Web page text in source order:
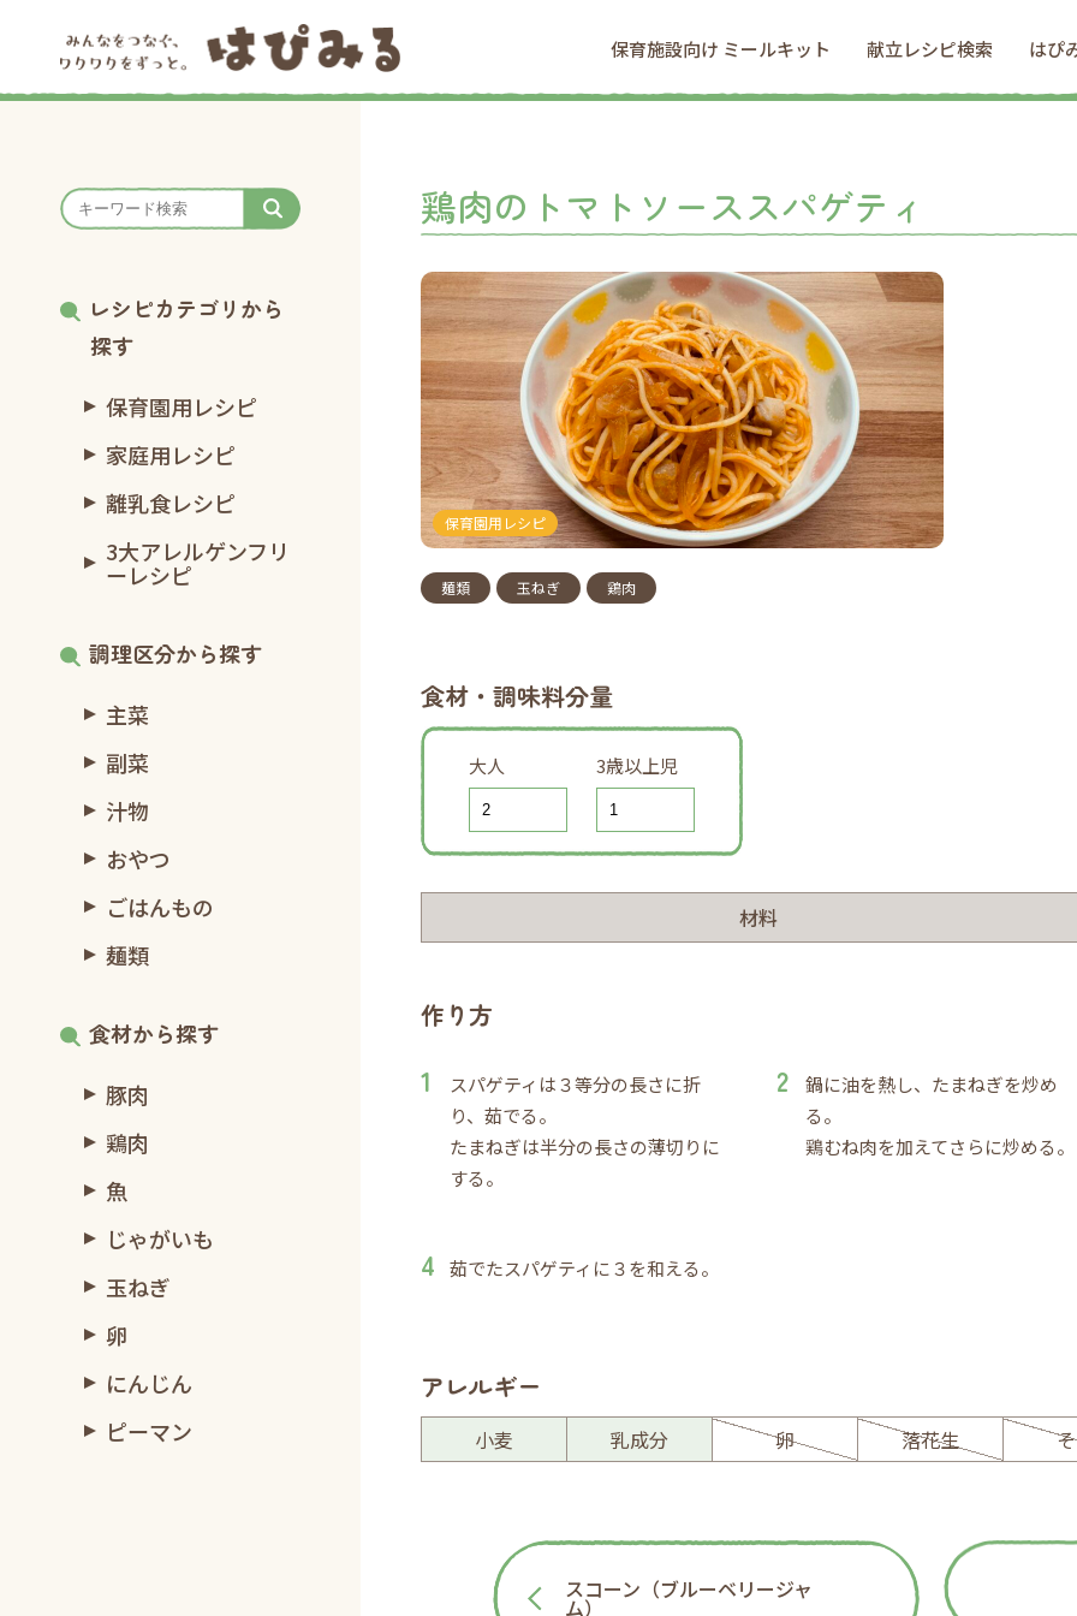
保育施設向け ミールキット 献立レシピ検索 はぴ
レシピカテゴリから
探す
保育園用レシピ
家庭用レシピ
離乳食レシピ
3大アレルゲンフリ
ーレシピ
調理区分から探す
主菜
副菜
汁物
おやつ
ごはんもの
麺類
食材から探す
豚肉
鶏肉
魚
じゃがいも
玉ねぎ
卵
にんじん
ピーマン
鶏肉のトマトソーススパゲティ
保育園用レシピ
麺類 玉ねぎ 鶏肉
食材・調味料分量
大人 3歳以上児
材料
作り方
スパゲティは３等分の長さに折
り、茹でる。
たまねぎは半分の長さの薄切りに
する。
鍋に油を熱し、たまねぎを炒め
る。
鶏むね肉を加えてさらに炒める。
茹でたスパゲティに３を和える。
アレルギー
小麦 乳成分 卵 落花生
スコーン（ブルーベリージャ
ム）